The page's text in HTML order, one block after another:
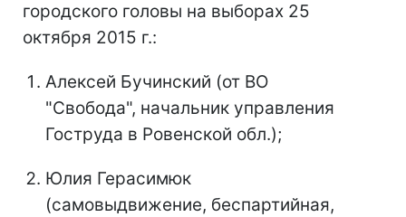
городского головы на выборах 25
октября 2015 г.:
Алексей Бучинский (от ВО
"Свобода", начальник управления
Гоструда в Ровенской обл.);
Юлия Герасимюк
(самовыдвижение, беспартийная,